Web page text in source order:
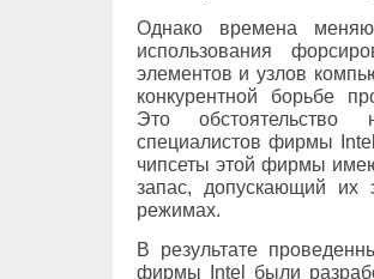
Однако времена
использования
элементов и узлов
конкурентной борьбе
Это
специалистов фирмы
чипсеты этой фирмы
запас, допускающий их
режимах.
В результате
фирмы Intel были